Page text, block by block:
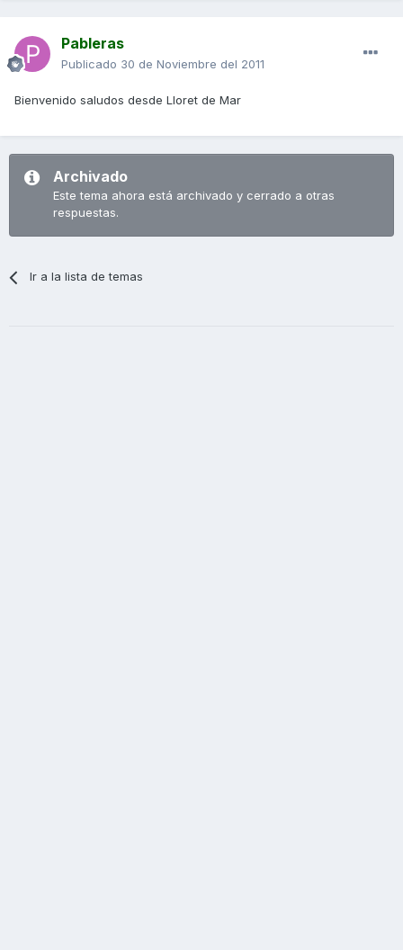
Pableras
Publicado 30 de Noviembre del 2011
Bienvenido saludos desde Lloret de Mar
Archivado
Este tema ahora está archivado y cerrado a otras
respuestas.
Ir a la lista de temas